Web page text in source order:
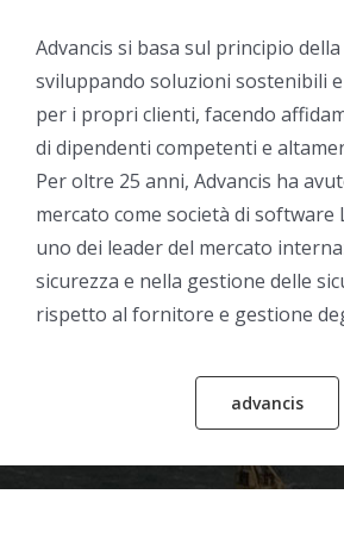
Advancis si basa sul principio
sviluppando soluzioni sostenibili
per i propri clienti, facendo
di dipendenti competenti e
Per oltre 25 anni, Advancis ha
mercato come società di software
uno dei leader del mercato
sicurezza e nella gestione delle
rispetto al fornitore e gestione
advancis